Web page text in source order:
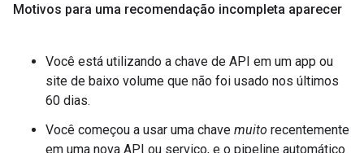
Motivos para uma recomendação incompleta aparecer
Você está utilizando a chave de API em um app ou
site de baixo volume que não foi usado nos últimos
60 dias.
Você começou a usar uma chave muito recentemente
em uma nova API ou serviço, e o pipeline automático